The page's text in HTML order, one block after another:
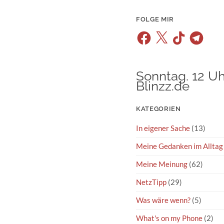
FOLGE MIR
Facebook
X TikTokTelegram
Sonntag. 12
Blinzz.de
KATEGORIEN
In eigener Sache (13)
Meine Gedanken im Alltag
Meine Meinung (62)
NetzTipp (29)
Was wäre wenn? (5)
What's on my Phone (2)